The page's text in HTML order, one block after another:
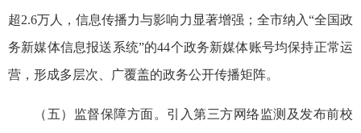
超2.6万人，信息传播力与影响力显著增强；全市纳入“全国政
务新媒体信息报送系统”的44个政务新媒体账号均保持正常运
营，形成多层次、广覆盖的政务公开传播矩阵。
（五）监督保障方面。引入第三方网络监测及发布前校